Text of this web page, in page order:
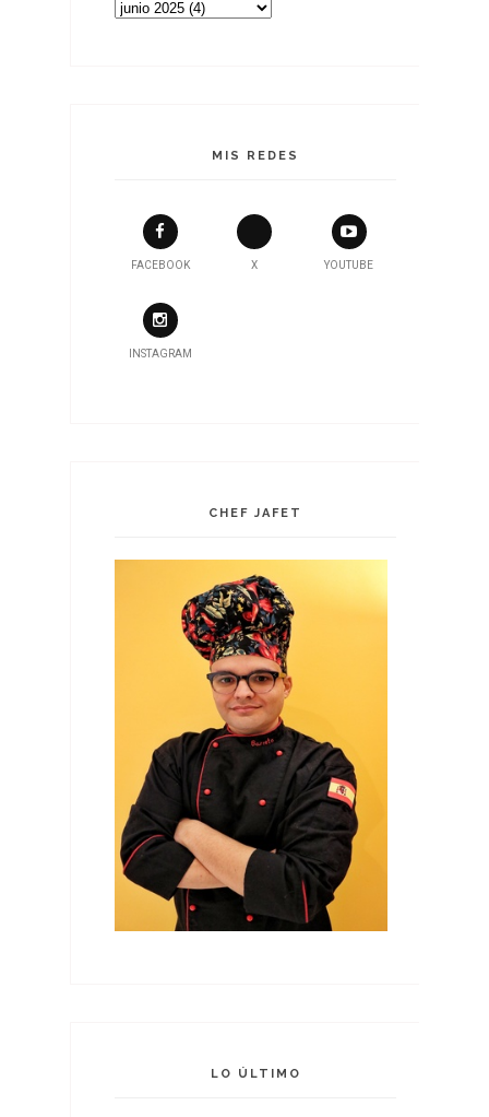
MIS REDES
FACEBOOK X YOUTUBE
INSTAGRAM
CHEF JAFET
LO ÚLTIMO